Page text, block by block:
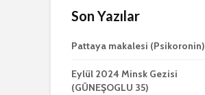
Son Yazılar
Pattaya makalesi (Psikoronin)
Eylül 2024 Minsk Gezisi
(GÜNEŞOGLU 35)